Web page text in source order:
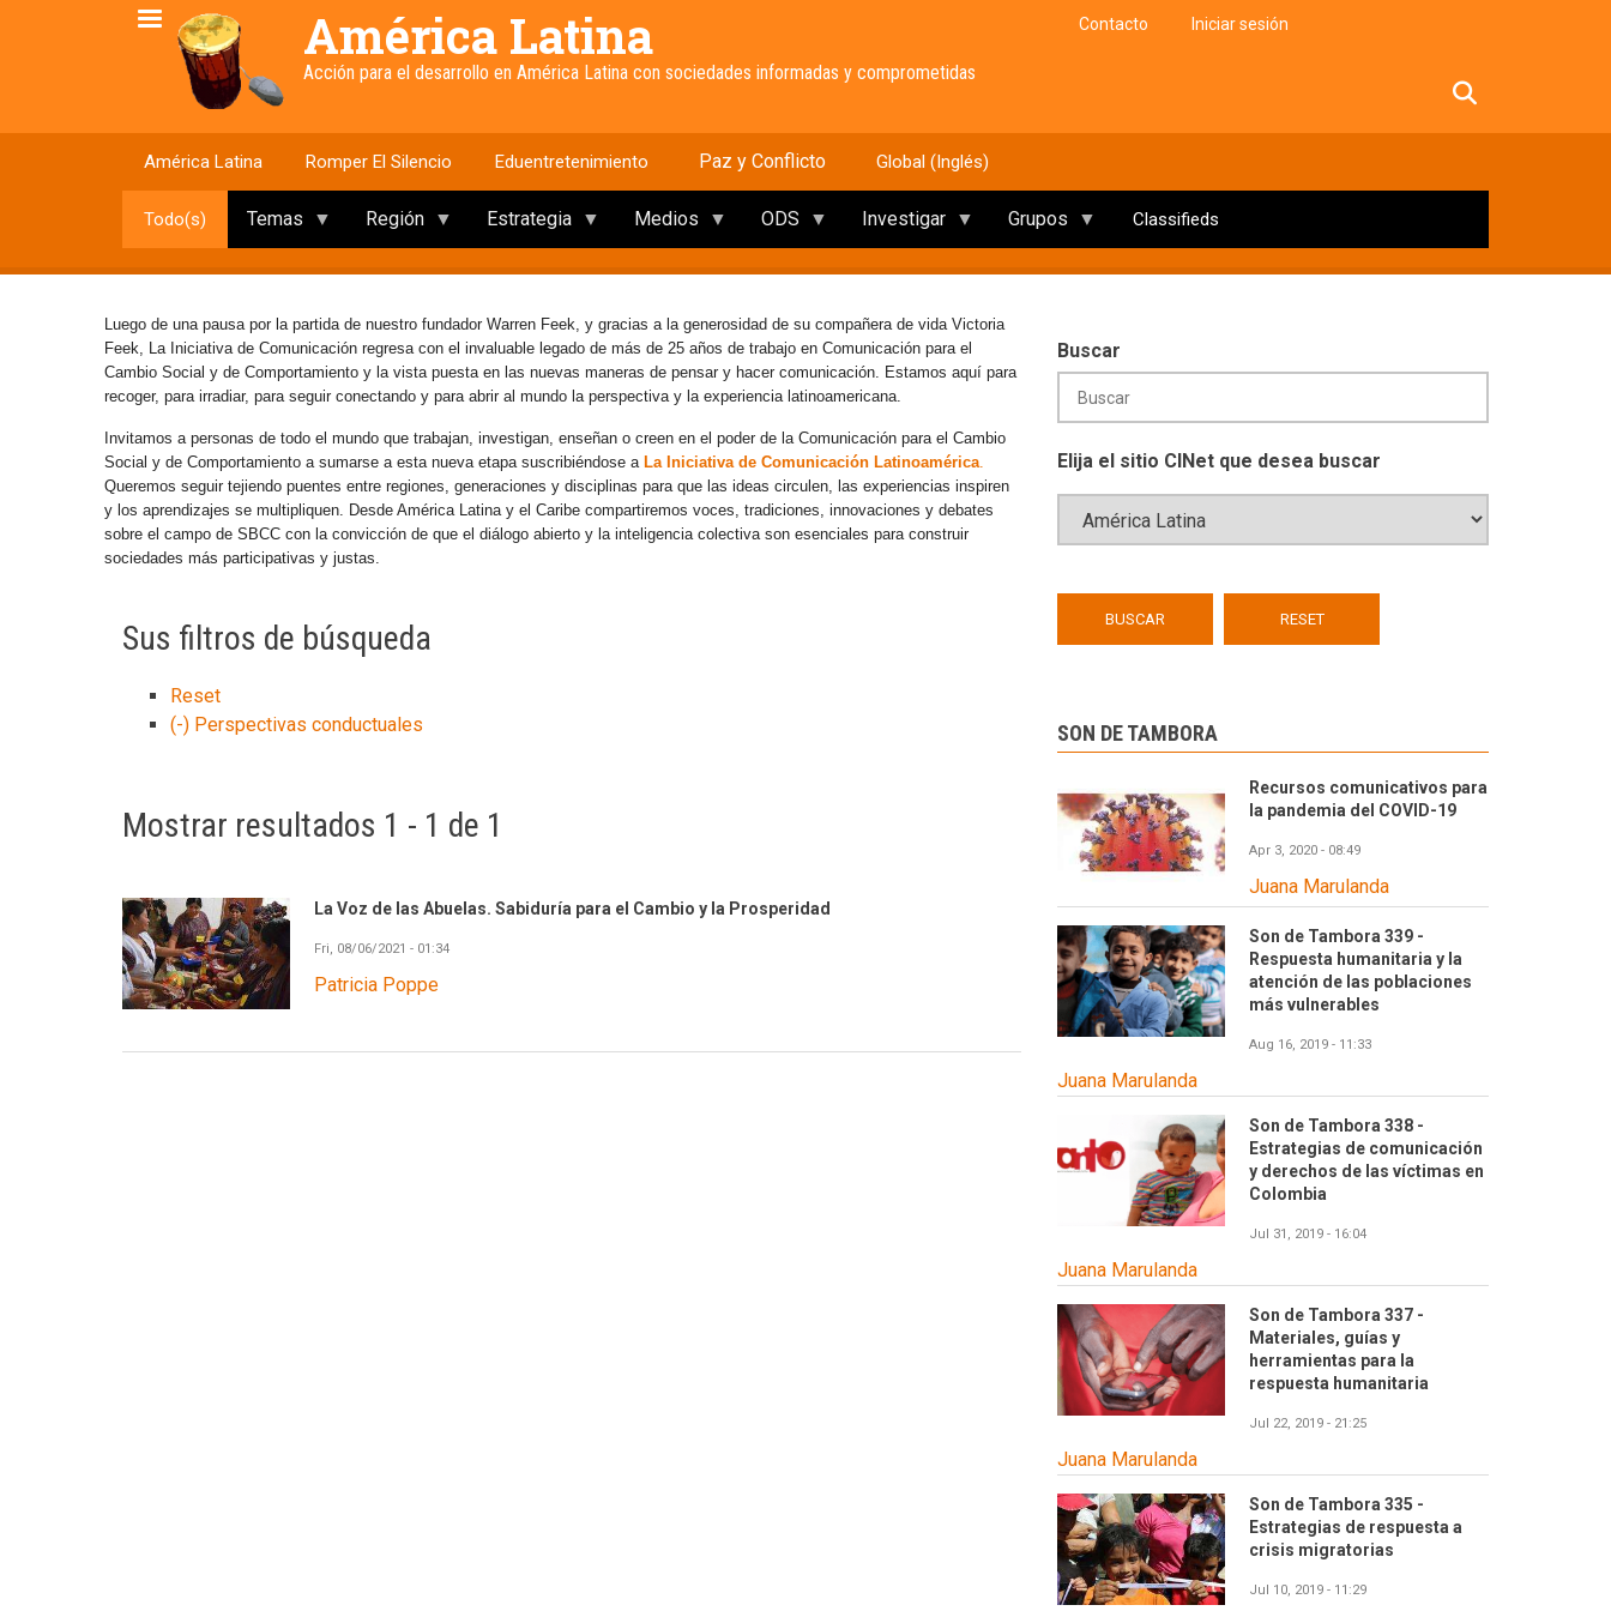
América Latina
Acción para el desarrollo en América Latina con sociedades informadas y comprometidas
Contacto Iniciar sesión
América Latina Romper El Silencio Eduentretenimiento Paz y Conflicto Global (Inglés)
Todo(s) Temas Región Estrategia Medios ODS Investigar Grupos Classifieds
Luego de una pausa por la partida de nuestro fundador Warren Feek, y gracias a la generosidad de su compañera de vida Victoria
Feek, La Iniciativa de Comunicación regresa con el invaluable legado de más de 25 años de trabajo en Comunicación para el
Cambio Social y de Comportamiento y la vista puesta en las nuevas maneras de pensar y hacer comunicación. Estamos aquí para
recoger, para irradiar, para seguir conectando y para abrir al mundo la perspectiva y la experiencia latinoamericana.
Invitamos a personas de todo el mundo que trabajan, investigan, enseñan o creen en el poder de la Comunicación para el Cambio
Social y de Comportamiento a sumarse a esta nueva etapa suscribiéndose a La Iniciativa de Comunicación Latinoamérica.
Queremos seguir tejiendo puentes entre regiones, generaciones y disciplinas para que las ideas circulen, las experiencias inspiren
y los aprendizajes se multipliquen. Desde América Latina y el Caribe compartiremos voces, tradiciones, innovaciones y debates
sobre el campo de SBCC con la convicción de que el diálogo abierto y la inteligencia colectiva son esenciales para construir
sociedades más participativas y justas.
Sus filtros de búsqueda
Reset
(-) Perspectivas conductuales
Mostrar resultados 1 - 1 de 1
La Voz de las Abuelas. Sabiduría para el Cambio y la Prosperidad
Fri, 08/06/2021 - 01:34
Patricia Poppe
Buscar
Elija el sitio CINet que desea buscar
SON DE TAMBORA
Recursos comunicativos para
la pandemia del COVID-19
Apr 3, 2020 - 08:49
Juana Marulanda
Son de Tambora 339 -
Respuesta humanitaria y la
atención de las poblaciones
más vulnerables
Aug 16, 2019 - 11:33
Juana Marulanda
Son de Tambora 338 -
Estrategias de comunicación
y derechos de las víctimas en
Colombia
Jul 31, 2019 - 16:04
Juana Marulanda
Son de Tambora 337 -
Materiales, guías y
herramientas para la
respuesta humanitaria
Jul 22, 2019 - 21:25
Juana Marulanda
Son de Tambora 335 -
Estrategias de respuesta a
crisis migratorias
Jul 10, 2019 - 11:29